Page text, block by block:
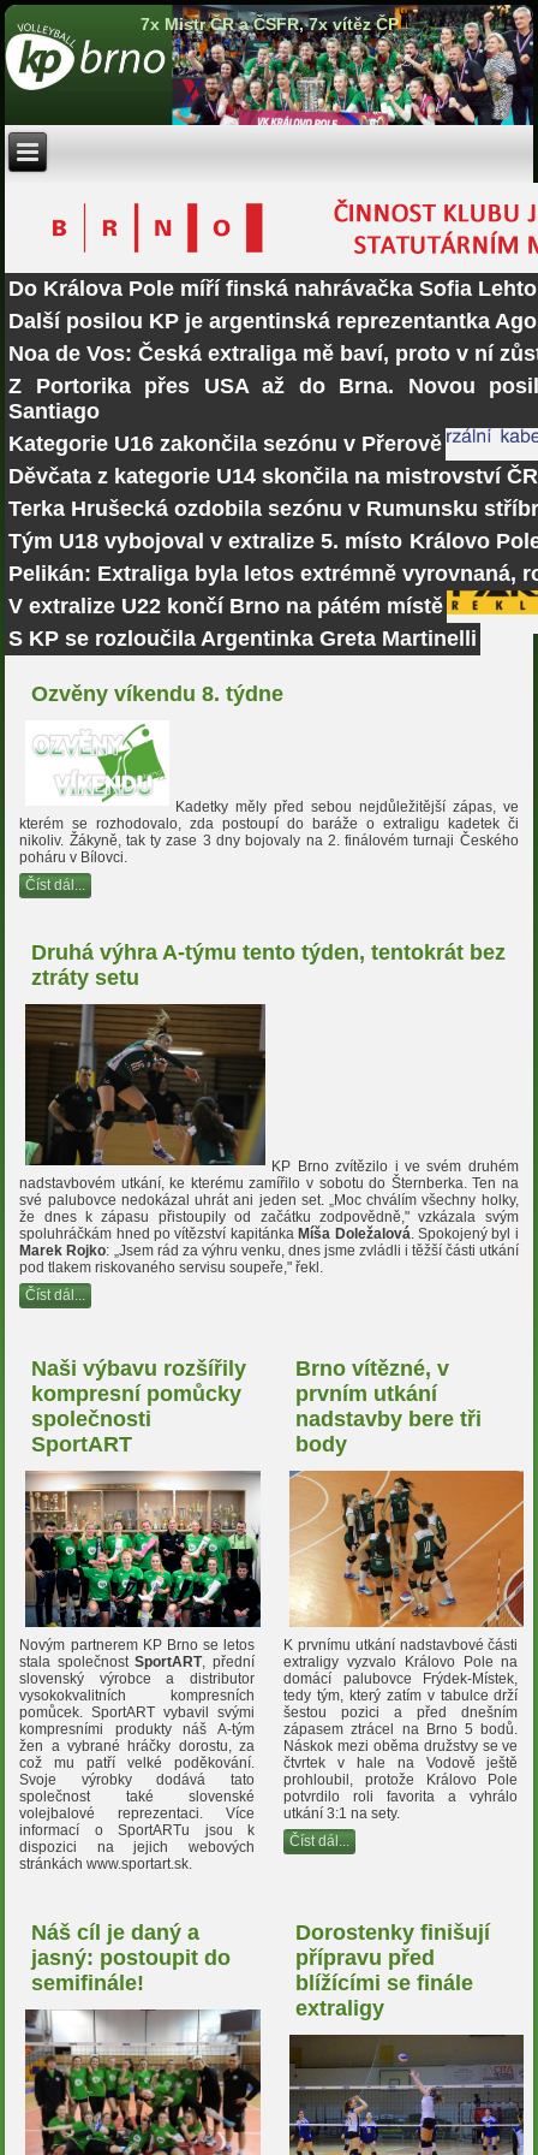
7x Mistr ČR a ČSFR, 7x vítěz ČP
Do Králova Pole míří finská nahrávačka Sofia Lehto
Další posilou KP je argentinská reprezentantka
Noa de Vos: Česká extraliga mě baví, proto v ní
Z Portorika přes USA až do Brna. Novou
Santiago
Kategorie U16 zakončila sezónu v Přerově
Děvčata z kategorie U14 skončila na mistrovství
Terka Hrušecká ozdobila sezónu v Rumunsku
Tým U18 vybojoval v extralize 5. místo Královo
Pelikán: Extraliga byla letos extrémně vyrovnaná,
V extralize U22 končí Brno na pátém místě
S KP se rozloučila Argentinka Greta Martinelli
Ozvěny víkendu 8. týdne
Kadetky měly před sebou nejdůležitější zápas, ve
kterém se rozhodovalo, zda postoupí do baráže o extraligu kadetek či
nikoliv. Žákyně, tak ty zase 3 dny bojovaly na 2. finálovém turnaji Českého
poháru v Bílovci.
Číst dál...
Druhá výhra A-týmu tento týden, tentokrát bez
ztráty setu
KP Brno zvítězilo i ve svém druhém
nadstavbovém utkání, ke kterému zamířilo v sobotu do Šternberka. Ten na
své palubovce nedokázal uhrát ani jeden set.
Moc chválím všechny holky,
že dnes k zápasu přistoupily od začátku zodpovědně," vzkázala svým
spoluhráčkám hned po vítězství kapitánkaMíša Doležalová . Spokojený byl i
Marek Rojko: „Jsem rád za výhru venku, dnes jsme zvládli i těžší části utkání
pod tlakem riskovaného servisu soupeře," řekl.
Číst dál...
Naši výbavu rozšířily
kompresní pomůcky
společnosti
SportART
Novým partnerem KP Brno se letos
stala společnostSportART, přední
slovenský výrobce a distributor
vysokokvalitních kompresních
pomůcek. SportART vybavil svými
kompresními produkty náš A-tým
žen a vybrané hráčky dorostu, za
což mu patří velké poděkování.
Svoje výrobky dodává tato
společnost také slovenské
volejbalové reprezentaci. Více
informací o SportARTu jsou k
dispozici na jejich webových
stránkách www.sportart.sk.
Brno vítězné, v
prvním utkání
nadstavby bere tři
body
K prvnímu utkání nadstavbové části
extraligy vyzvalo Královo Pole na
domácí palubovce Frýdek-Místek,
tedy tým, který zatím v tabulce drží
šestou pozici a před dnešním
zápasem ztrácel na Brno 5 bodů.
Náskok mezi oběma družstvy se ve
čtvrtek v hale na Vodově ještě
prohloubil, protože Královo Pole
potvrdilo roli favorita a vyhrálo
utkání 3:1 na sety.
Číst dál...
Náš cíl je daný a
jasný: postoupit do
semifinále!
Dorostenky finišují
přípravu před
blížícími se finále
extraligy